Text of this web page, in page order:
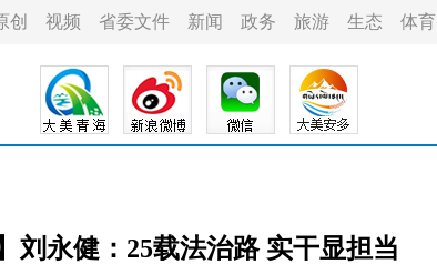
创 视频 省委文件 新闻 政务 旅游 生态 体育
刘永健：25载法治路 实干显担当